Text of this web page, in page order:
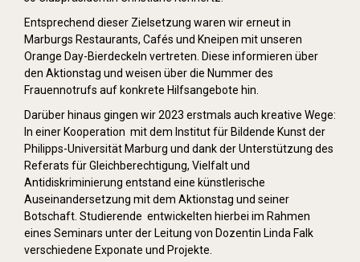
Entsprechend dieser Zielsetzung waren wir erneut in
Marburgs Restaurants, Cafés und Kneipen mit unseren
Orange Day-Bierdeckeln vertreten. Diese informieren über
den Aktionstag und weisen über die Nummer des
Frauennotrufs auf konkrete Hilfsangebote hin.
Darüber hinaus gingen wir 2023 erstmals auch kreative Wege:
In einer Kooperation mit dem Institut für Bildende Kunst der
Philipps-Universität Marburg und dank der Unterstützung des
Referats für Gleichberechtigung, Vielfalt und
Antidiskriminierung entstand eine künstlerische
Auseinandersetzung mit dem Aktionstag und seiner
Botschaft. Studierende entwickelten hierbei im Rahmen
eines Seminars unter der Leitung von Dozentin Linda Falk
verschiedene Exponate und Projekte.